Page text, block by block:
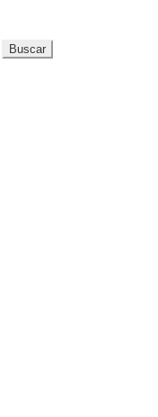
Buscar